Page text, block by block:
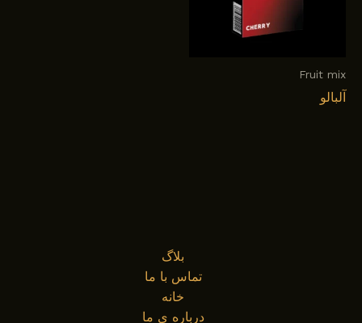
Fruit mix
آلبالو
بلاگ
تماس با ما
خانه
درباره ی ما